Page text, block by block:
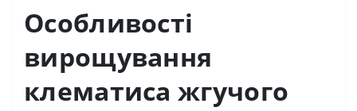
Особливості
вирощування
клематиса жгучого